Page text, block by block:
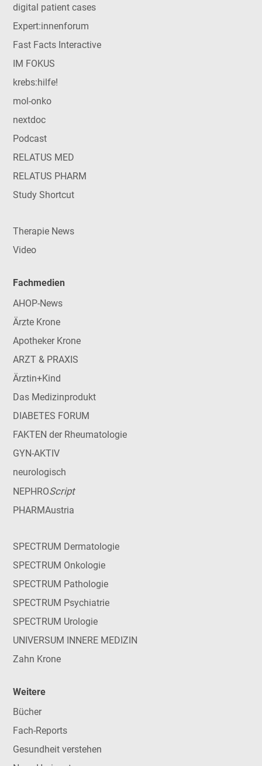
digital patient cases
Expert:innenforum
Fast Facts Interactive
IM FOKUS
krebs:hilfe!
mol-onko
nextdoc
Podcast
RELATUS MED
RELATUS PHARM
Study Shortcut
Therapie News
Video
Fachmedien
AHOP-News
Ärzte Krone
Apotheker Krone
ARZT & PRAXIS
Ärztin+Kind
Das Medizinprodukt
DIABETES FORUM
FAKTEN der Rheumatologie
GYN-AKTIV
neurologisch
NEPHROScript
PHARMAustria
SPECTRUM Dermatologie
SPECTRUM Onkologie
SPECTRUM Pathologie
SPECTRUM Psychiatrie
SPECTRUM Urologie
UNIVERSUM INNERE MEDIZIN
Zahn Krone
Weitere
Bücher
Fach-Reports
Gesundheit verstehen